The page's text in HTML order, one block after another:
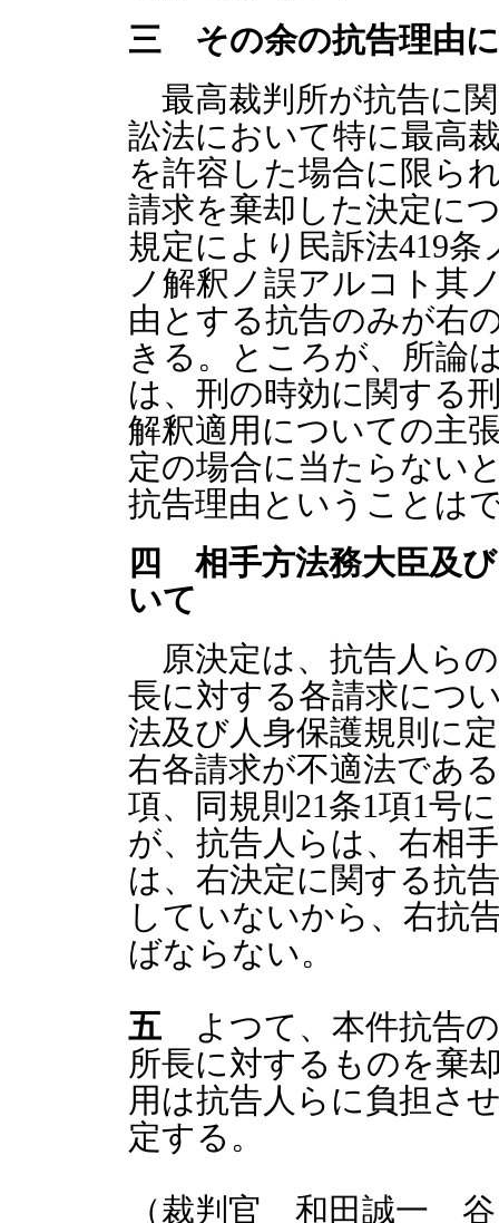
三 その余の抗告理由
最高裁判所が抗告に
訟法において特に最高
を許容した場合に限ら
請求を棄却した決定に
規定により民訴法419
ノ解釈ノ誤アルコト其
由とする抗告のみが右
きる。ところが、所論
は、刑の時効に関する
解釈適用についての主
定の場合に当たらない
抗告理由ということは
四 相手方法務大臣及
いて
原決定は、抗告人ら
長に対する各請求につ
法及び人身保護規則に
右各請求が不適法であ
項、同規則21条1項1号
が、抗告人らは、右相
は、右決定に関する抗
していないから、右抗
ばならない。
五 よつて、本件抗告
所長に対するものを棄
用は抗告人らに負担さ
定する。
（裁判官 和田誠一